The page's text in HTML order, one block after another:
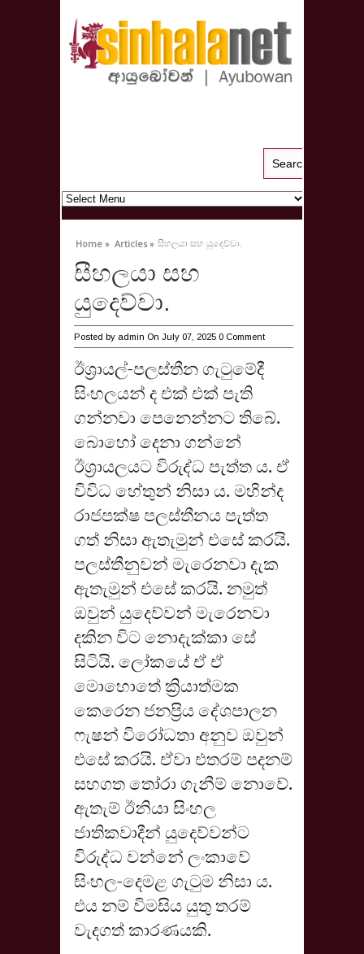
Home » Articles » සීහලයා සහ යුදෙව්වා.
සීහලයා සහ
යුදෙව්වා.
Posted by admin On July 07, 2025 0 Comment
ඊශ්‍රායල්-පලස්තීන ගැටුමේදී
සිංහලයන් ද එක් එක් පැති
ගන්නවා පෙනෙන්නට තිබේ.
බොහෝ දෙනා ගන්නේ
ඊශ්‍රායලයට විරුද්ධ පැත්ත ය. ඒ
විවිධ හේතුන් නිසා ය. මහින්ද
රාජපක්ෂ පලස්තීනය පැත්ත
ගත් නිසා ඇතැමුන් එසේ කරයි.
පලස්තීනුවන් මැරෙනවා දැක
ඇතැමුන් එසේ කරයි. නමුත්
ඔවුන් යුදෙව්වන් මැරෙනවා
දකින විට නොදැක්කා සේ
සිටියි. ලෝකයේ ඒ ඒ
මොහොතේ ක්‍රියාත්මක
කෙරෙන ජනප්‍රිය දේශපාලන
ෆැෂන් විරෝධතා අනුව ඔවුන්
එසේ කරයි. ඒවා එතරම් පදනම්
සහගත තෝරා ගැනීම් නොවේ.
ඇතැම් ඊනියා සිංහල
ජාතිකවාදීන් යුදෙව්වන්ට
විරුද්ධ වන්නේ ලංකාවේ
සිංහල-දෙමළ ගැටුම නිසා ය.
එය නම් විමසිය යුතු තරම්
වැදගත් කාරණයකි.